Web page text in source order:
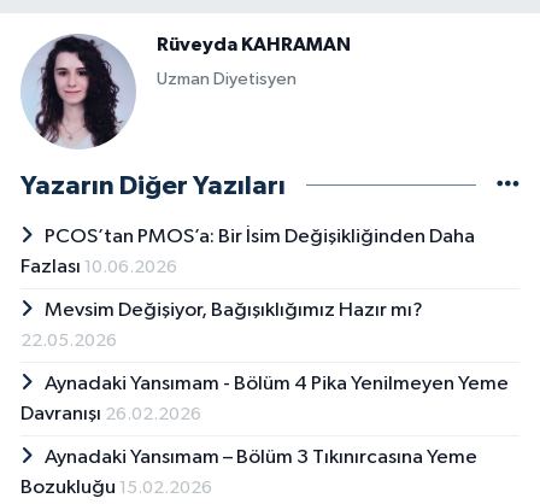
Rüveyda KAHRAMAN
Uzman Diyetisyen
Yazarın Diğer Yazıları
PCOS’tan PMOS’a: Bir İsim Değişikliğinden Daha
Fazlası 10.06.2026
Mevsim Değişiyor, Bağışıklığımız Hazır mı?
22.05.2026
Aynadaki Yansımam - Bölüm 4 Pika Yenilmeyen Yeme
Davranışı 26.02.2026
Aynadaki Yansımam – Bölüm 3 Tıkınırcasına Yeme
Bozukluğu 15.02.2026